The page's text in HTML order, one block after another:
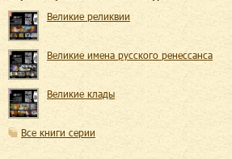
Великие реликвии
Великие имена русского ренессанса
Великие клады
Все книги серии